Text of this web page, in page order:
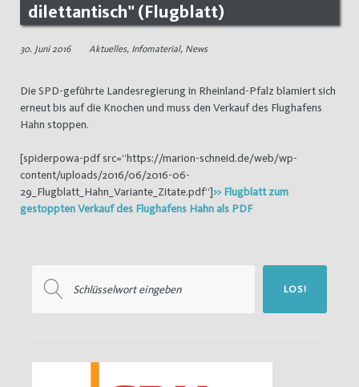
dilettantisch" (Flugblatt)
30. Juni 2016 Aktuelles, Infomaterial, News
Die SPD-geführte Landesregierung in Rheinland-Pfalz blamiert sich
erneut bis auf die Knochen und muss den Verkauf des Flughafens
Hahn stoppen.
[spiderpowa-pdf src=“https://marion-schneid.de/web/wp-
content/uploads/2016/06/2016-06-
29_Flugblatt_Hahn_Variante_Zitate.pdf“]>> Flugblatt zum
gestoppten Verkauf des Flughafens Hahn als PDF
nach:
LOS!